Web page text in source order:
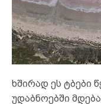
ხშირად ეს ტბები
უდაბნოებში